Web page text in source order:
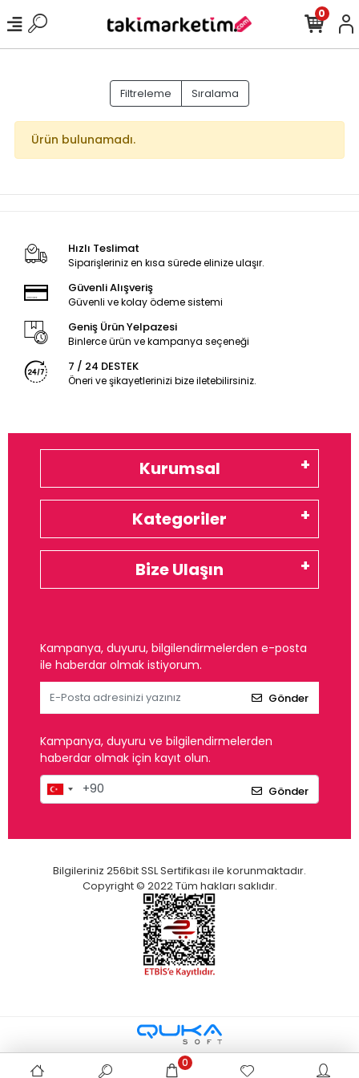
0
Filtreleme Sıralama
Ürün bulunamadı.
Hızlı Teslimat
Siparişleriniz en kısa sürede elinize ulaşır.
Güvenli Alışveriş
Güvenli ve kolay ödeme sistemi
Geniş Ürün Yelpazesi
Binlerce ürün ve kampanya seçeneği
7 / 24 DESTEK
Öneri ve şikayetlerinizi bize iletebilirsiniz.
Kurumsal
Kategoriler
Bize Ulaşın
Kampanya, duyuru, bilgilendirmelerden e-posta
ile haberdar olmak istiyorum.
Gönder
Kampanya, duyuru ve bilgilendirmelerden
haberdar olmak için kayıt olun.
Gönder
Bilgileriniz 256bit SSL Sertifikası ile korunmaktadır.
Copyright © 2022 Tüm hakları saklıdır.
0